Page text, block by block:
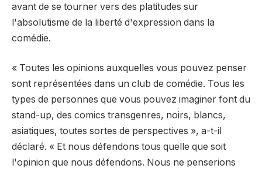
avant de se tourner vers des platitudes sur
l'absolutisme de la liberté d'expression dans la
comédie.
« Toutes les opinions auxquelles vous pouvez penser
sont représentées dans un club de comédie. Tous les
types de personnes que vous pouvez imaginer font du
stand-up, des comics transgenres, noirs, blancs,
asiatiques, toutes sortes de perspectives », a-t-il
déclaré. « Et nous défendons tous quelle que soit
l'opinion que nous défendons. Nous ne penserions